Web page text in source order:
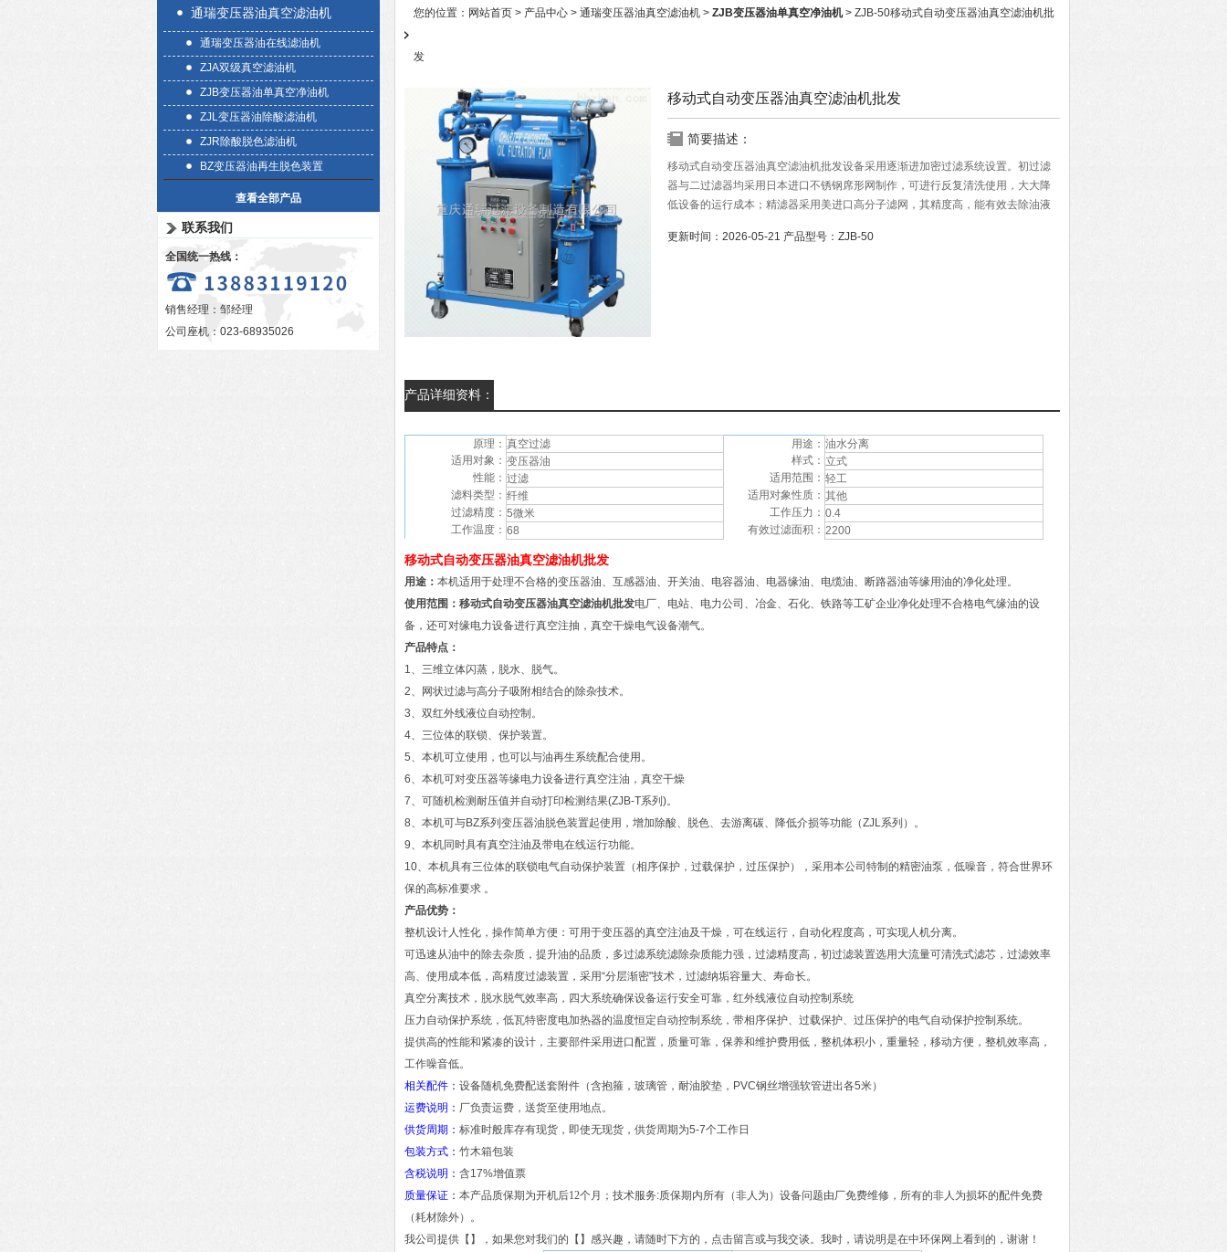
通瑞变压器油真空滤油机
通瑞变压器油在线滤油机
ZJA双级真空滤油机
ZJB变压器油单真空净油机
ZJL变压器油除酸滤油机
ZJR除酸脱色滤油机
BZ变压器油再生脱色装置
查看全部产品
联系我们
全国统一热线：
销售经理：邹经理
公司座机：023-68935026
您的位置： 网站首页 > 产品中心 > 通瑞变压器油真空滤油机 > ZJB变压器油单真空净油机> ZJB-50移动式自动变压器油真空滤油机批
发
移动式自动变压器油真空滤油机批发
简要描述：
移动式自动变压器油真空滤油机批发设备采用逐渐进加密过滤系统设置。初过滤
器与二过滤器均采用日本进口不锈钢席形网制作，可进行反复清洗使用，大大降
低设备的运行成本；精滤器采用美进口高分子滤网，其精度高，能有效去除油液
更新时间： 2026-05-21 产品型号： ZJB-50
产品详细资料：
原理： 真空过滤 用途： 油水分离
适用对象： 变压器油 样式： 立式
性能： 过滤 适用范围： 轻工
滤料类型： 纤维 适用对象性质： 其他
过滤精度： 5微米 工作压力： 0.4
工作温度： 68 有效过滤面积： 2200
移动式自动变压器油真空滤油机批发
用途： 本机适用于处理不合格的变压器油、互感器油、开关油、电容器油、电器缘油、电缆油、断路器油等缘用油的净化处理。
使用范围： 移动式自动变压器油真空滤油机批发电厂、电站、电力公司、冶金、石化、铁路等工矿企业净化处理不合格电气缘油的设
备，还可对缘电力设备进行真空注抽，真空干燥电气设备潮气。
产品特点：
1、三维立体闪蒸，脱水、脱气。
2、网状过滤与高分子吸附相结合的除杂技术。
3、双红外线液位自动控制。
4、三位体的联锁、保护装置。
5、本机可立使用，也可以与油再生系统配合使用。
6、本机可对变压器等缘电力设备进行真空注油，真空干燥
7、可随机检测耐压值并自动打印检测结果(ZJB-T系列)。
8、本机可与BZ系列变压器油脱色装置起使用，增加除酸、脱色、去游离碳、降低介损等功能（ZJL系列）。
9、本机同时具有真空注油及带电在线运行功能。
10、本机具有三位体的联锁电气自动保护装置（相序保护，过载保护，过压保护），采用本公司特制的精密油泵，低噪音，符合世界环
保的高标准要求 。
产品优势：
整机设计人性化，操作简单方便：可用于变压器的真空注油及干燥，可在线运行，自动化程度高，可实现人机分离。
可迅速从油中的除去杂质，提升油的品质，多过滤系统滤除杂质能力强，过滤精度高，初过滤装置选用大流量可清洗式滤芯，过滤效率
高、使用成本低，高精度过滤装置，采用“分层渐密"技术，过滤纳垢容量大、寿命长。
真空分离技术，脱水脱气效率高，四大系统确保设备运行安全可靠，红外线液位自动控制系统
压力自动保护系统，低瓦特密度电加热器的温度恒定自动控制系统，带相序保护、过载保护、过压保护的电气自动保护控制系统。
提供高的性能和紧凑的设计，主要部件采用进口配置，质量可靠，保养和维护费用低，整机体积小，重量轻，移动方便，整机效率高，
工作噪音低。
相关配件： 设备随机免费配送套附件（含抱箍，玻璃管，耐油胶垫，PVC钢丝增强软管进出各5米）
运费说明： 厂负责运费，送货至使用地点。
供货周期： 标准时般库存有现货， 即使无现货，供货周期为5-7个工作日
包装方式： 竹木箱包装
含税说明： 含17%增值票
质量保证： 本产品质保期为开机后12个月；技术服务:质保期内所有（非人为）设备问题由厂免费维修，所有的非人为损坏的配件免费
（耗材除外）。
我公司提供【 】，如果您对我们的【 】感兴趣，请随时下方的，点击留言或与我交谈。我时，请说明是在中环保网上看到的，谢谢！